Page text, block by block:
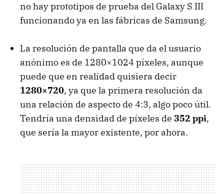
no hay prototipos de prueba del Galaxy S III
funcionando ya en las fábricas de Samsung.
La resolución de pantalla que da el usuario
anónimo es de 1280×1024 píxeles, aunque
puede que en realidad quisiera decir
1280×720, ya que la primera resolución da
una relación de aspecto de 4:3, algo poco útil.
Tendría una densidad de píxeles de 352 ppi,
que sería la mayor existente, por ahora.